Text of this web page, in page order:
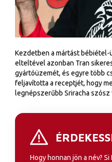
Kezdetben a mártást
elteltével azonban Tran
gyártóüzemét, és egyre több
feljavította a receptjét, hogy
legnépszerűbb Sriracha szósz
Hogy honnan jön a név?